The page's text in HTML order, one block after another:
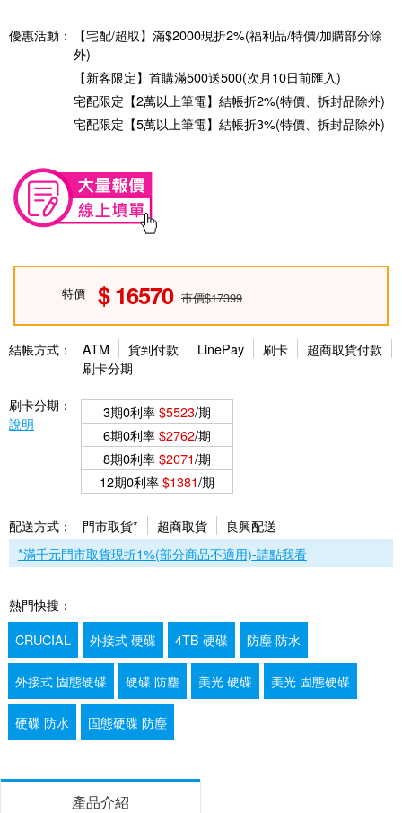
優惠活動：
【宅配/超取】滿$2000現折2%(福利品/特價/加購部分除
外)
【新客限定】首購滿500送500(次月10日前匯入)
宅配限定【2萬以上筆電】結帳折2%(特價、拆封品除外)
宅配限定【5萬以上筆電】結帳折3%(特價、拆封品除外)
特價 16570 市價$17399
結帳方式： ATM 貨到付款 LinePay 刷卡
超商取貨付款
刷卡分期
刷卡分期：
說明
3期0利率$5523/期
6期0利率$2762/期
8期0利率$2071/期
12期0利率$1381/期
配送方式： 門市取貨* 超商取貨
良興配送
*滿千元門市取貨現折1%(部分商品不適用)-請點我看
熱門快搜：
CRUCIAL
外接式 硬碟 4TB 硬碟 防塵 防水
外接式 固態硬碟 硬碟 防塵 美光 硬碟 美光 固態硬碟
硬碟 防水 固態硬碟 防塵
產品介紹